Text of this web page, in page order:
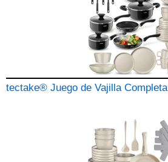
tectake® Juego de Vajilla Completa